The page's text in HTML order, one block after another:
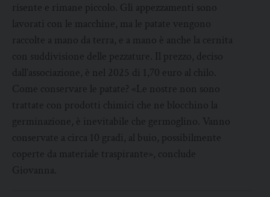
risente e rimane piccolo. Gli appezzamenti sono
lavorati con le macchine, ma le patate vengono
raccolte a mano da terra, e a mano è anche la cernita
con suddivisione delle pezzature. Il prezzo, deciso
dall’associazione, è nel 2025 di 1,70 euro al chilo.
Come conservare le patate? «Le nostre non sono
trattate con prodotti chimici che ne blocchino la
germinazione, è inevitabile che germoglino. Vanno
conservate a circa 10 gradi, al buio, possibilmente
coperte da materiale traspirante», conclude
Giovanna.